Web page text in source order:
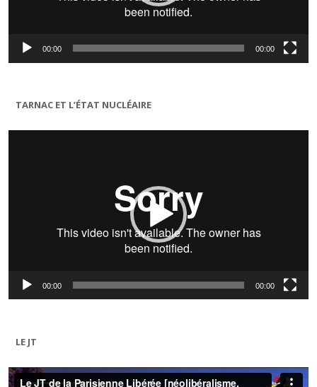
00:00 00:00
TARNAC ET L’ÉTAT NUCLÉAIRE
Lecteur
00:00 00:00
LE JT
Lecteur
vidéo